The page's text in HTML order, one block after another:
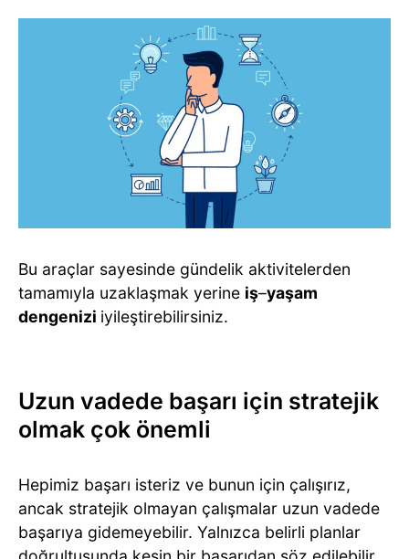
Bu araçlar sayesinde gündelik aktivitelerden
tamamıyla uzaklaşmak yerine iş–yaşam
dengenizi iyileştirebilirsiniz.
Uzun vadede başarı için stratejik
olmak çok önemli
Hepimiz başarı isteriz ve bunun için çalışırız,
ancak stratejik olmayan çalışmalar uzun vadede
başarıya gidemeyebilir. Yalnızca belirli planlar